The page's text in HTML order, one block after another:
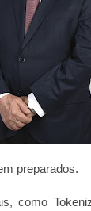
preparados.
como